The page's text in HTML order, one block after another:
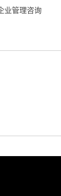
业管理咨询